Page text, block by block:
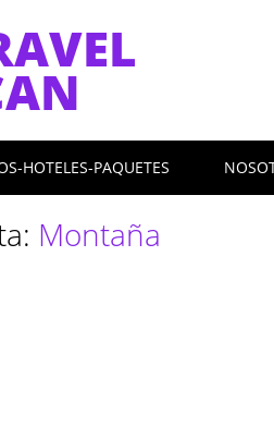
HOTELES-PAQUETES
Montaña